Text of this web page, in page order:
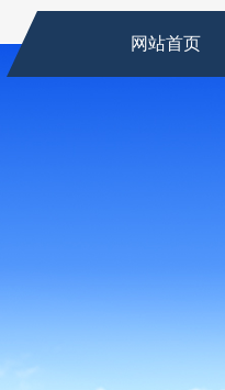
网站首页